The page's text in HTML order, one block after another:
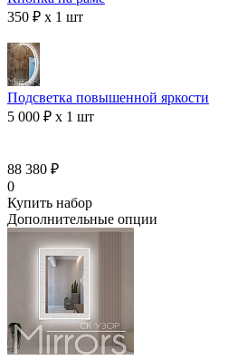
350 ₽ x 1 шт
Подсветка повышенной яркости
5 000 ₽ x 1 шт
88 380 ₽
0
Купить набор
Дополнительные опции